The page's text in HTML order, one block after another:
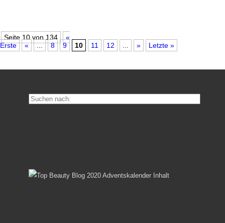
Seite 10 von 134
«
Erste
« ... 8 9 10 11 12 » Letzte »